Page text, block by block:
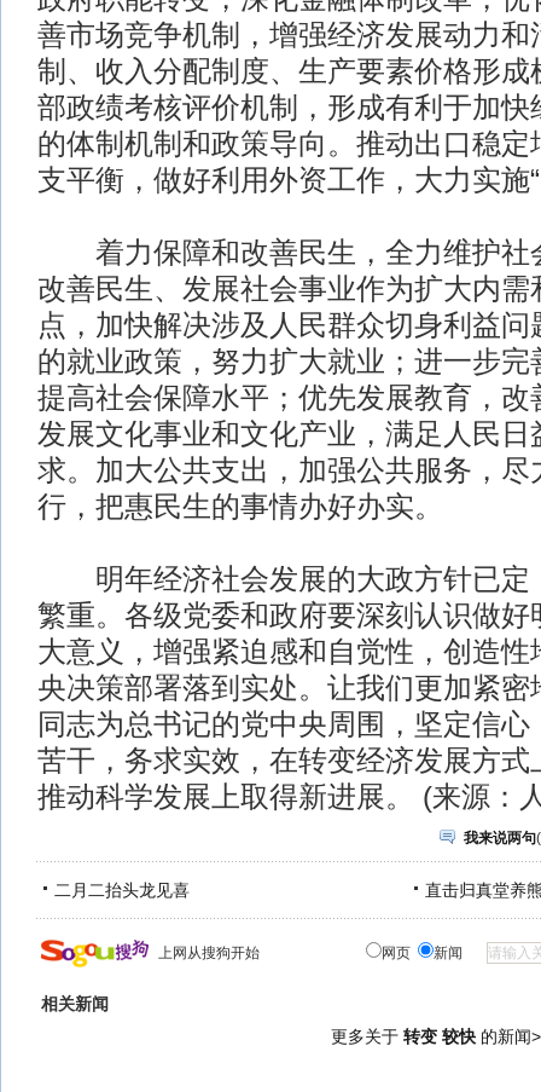
善市场竞争机制，增强经济发展动力和
制、收入分配制度、生产要素价格形成
部政绩考核评价机制，形成有利于加快
的体制机制和政策导向。推动出口稳定
支平衡，做好利用外资工作，大力实施
着力保障和改善民生，全力维护社
改善民生、发展社会事业作为扩大内需
点，加快解决涉及人民群众切身利益
的就业政策，努力扩大就业；进一步完
提高社会保障水平；优先发展教育，改
发展文化事业和文化产业，满足人民日
求。加大公共支出，加强公共服务，尽
行，把惠民生的事情办好办实。
明年经济社会发展的大政方针已定
繁重。各级党委和政府要深刻认识做好
大意义，增强紧迫感和自觉性，创造性
央决策部署落到实处。让我们更加紧密
同志为总书记的党中央周围，坚定信
苦干，务求实效，在转变经济发展方式
推动科学发展上取得新进展。 (来源：
我来说两句(
二月二抬头龙见喜 直击归真堂养
上网从搜狗开始 网页 新闻
相关新闻
更多关于 转变 较快的新闻